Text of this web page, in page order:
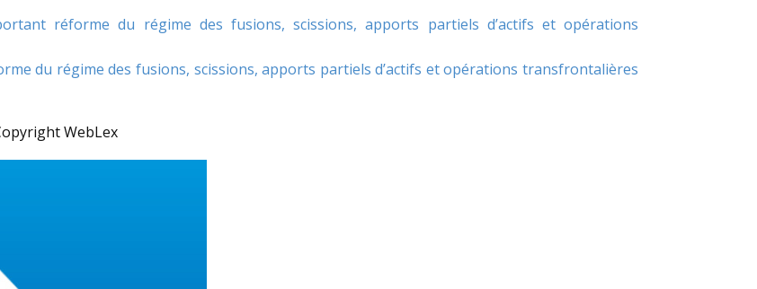
réforme du régime des fusions, scissions, apports partiels d’actifs et opérations
du régime des fusions, scissions, apports partiels d’actifs et opérations transfrontalières
WebLex